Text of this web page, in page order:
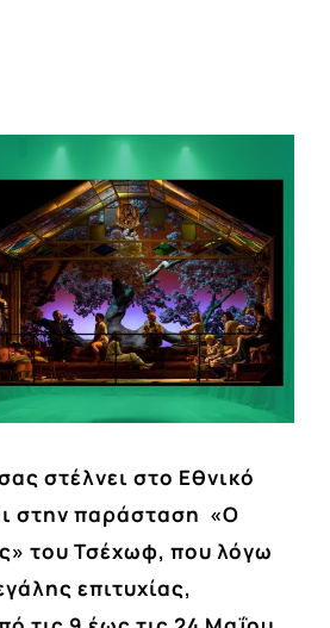
στέλνει στο Εθνικό
στην παράσταση «Ο
του Τσέχωφ, που λόγω
επιτυχίας,